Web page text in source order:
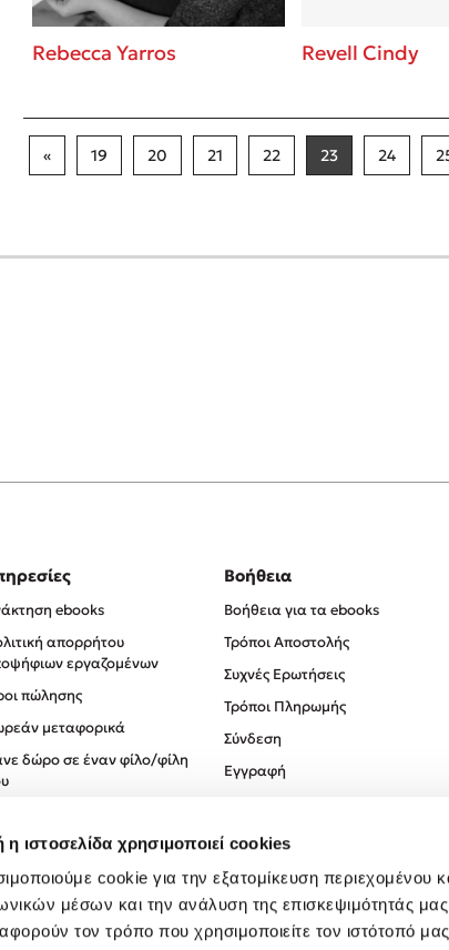
η ιστοσελίδα χρησιμοποιεί cookies
cookie για την εξατομίκευση περιεχομένου
μέσων και την ανάλυση της επισκεψιμότητάς
τον τρόπο που χρησιμοποιείτε τον ιστότοπό
Rebecca Yarros Revell Cindy
« 19 20 21 22 23 24
ebooks
απορρήτου
εργαζομένων
πώλησης
μεταφορικά
δώρο σε έναν φίλο/φίλη
Απορρήτου
χρήσης
Βοήθεια
Βοήθεια για τα ebooks
Τρόποι Αποστολής
Συχνές Ερωτήσεις
Τρόποι Πληρωμής
Σύνδεση
Εγγραφή